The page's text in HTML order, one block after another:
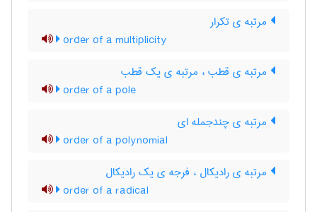
مرتبه ی تکرار
order of a multiplicity
مرتبه ی قطب ، مرتبه ی یک قطب
order of a pole
مرتبه ی چندجمله ای
order of a polynomial
مرتبه ی رادیکال ، فرجه ی یک رادیکال
order of a radical